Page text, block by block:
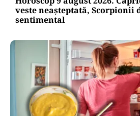
veste neașteptată, Scorpionii
sentimental